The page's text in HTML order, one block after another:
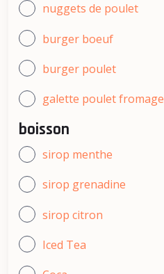
nuggets de poulet
burger boeuf
burger poulet
galette poulet fromage
boisson
sirop menthe
sirop grenadine
sirop citron
Iced Tea